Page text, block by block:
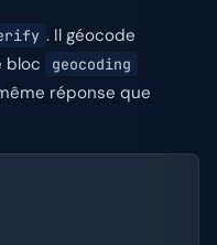
. Il géocode
bloc
geocoding
réponse que